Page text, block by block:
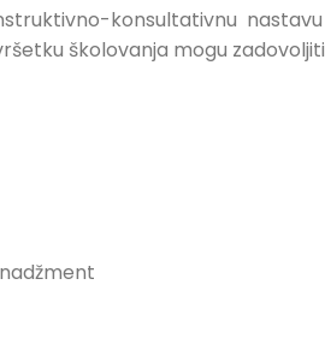
konsultativnu nastavu
školovanja mogu zadovoljiti